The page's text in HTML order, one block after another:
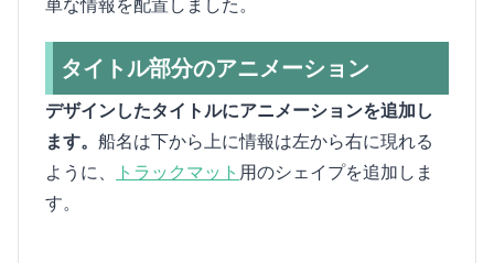
タイトル部分のアニメーション
デザインしたタイトルにアニメーションを追加し
ます。 船名は下から上に情報は左から右に現れる
ように、
トラックマット 用のシェイプを追加しま
す。